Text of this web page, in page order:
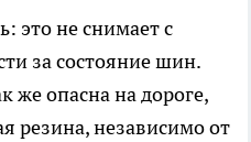
это не снимает с
за состояние шин.
же опасна на дороге,
резина, независимо от